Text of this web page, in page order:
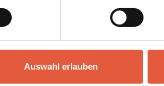
Auswahl erlauben
Sprache.